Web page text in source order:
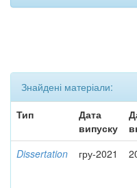
Знайдені матеріали:
Тип
Дата
випуску
Dissertation гру-2021